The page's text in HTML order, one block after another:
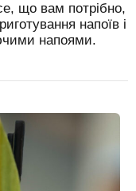
що вам потрібно,
напоїв і
напоями.